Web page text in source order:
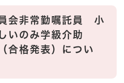
会非常勤嘱託員 小
いのみ学級介助
合格発表）につい